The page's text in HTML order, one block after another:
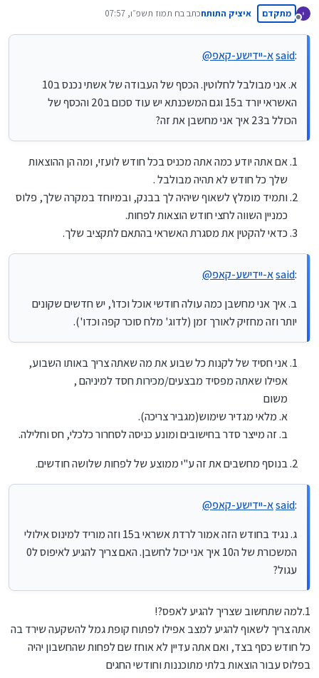
הכולל ב23 איך אני מחשבן את זה?
ל0 עגול?
אשמח למידע מפורט
אני מנסה כבר כמה חודשים ולא מצליח
תודה רבה מראש
מנותק
מתקדם איציק התותחכתב בח תמוז תשפ״ו, 07:57
נערך לאחרונה על ידי
@א-יידישע-קאפsaid:
א. אני מבולבל לחלוטין. הכסף של העבודה של אשתי נכנס ב10
האשראי יורד ב15 וגם המשכנתא יש עוד סכום ב20 והכסף של
הכולל ב23 איך אני מחשבן את זה?
אם אתה יודע כמה אתה מכניס בכל חודש לועזי, ומה הן ההוצאות
שלך כל חודש לא תהיה מבולבל .
ותמיד מומלץ לשאוף שיהיה לך בבנק, ובמיוחד במקרה שלך, פלוס
כמניין השווה לחצי חודש הוצאות לפחות.
כדאי להקטין את מסגרת האשראי בהתאם לתקציב שלך.
@א-יידישע-קאפsaid:
ב. איך אני מחשבן כמה עולה חודשי אוכל וכדו', יש חדשים שקונים
יותר וזה מחזיק לאורך זמן (לדוג' מלח סוכר קפה וכדו').
אני חסיד של לקנות כל שבוע את מה שאתה צריך באותו השבוע,
אפילו שאתה מפסיד מבצעים/מכירות חסד למיניהם ,
משום
א. מלאי מגדיר שימוש(מגביר צריכה).
ב. זה מייצר סדר בחישובים ומונע כניסה לסחרור כלכלי, חס וחלילה.
בנוסף מחשבים את זה ע"י ממוצע של לפחות שלושה חודשים.
@א-יידישע-קאפsaid:
ג. נגיד בחודש הזה אמור לרדת אשראי ב15 וזה מוריד למינוס אילולי
המשכורת של ה10 איך אני יכול לחשבן. האם צריך להגיע לאיפוס ל0
עגול?
1.למה שתחשוב שצריך להגיע לאפס?!
אתה צריך לשאוף להגיע למצב אפילו לפתוח קופת גמל להשקעה שירד בה
כל חודש כסף בצד, ואם אתה עדיין לא אוחז שם לפחות שהחשבון יהיה
בפלוס עבור הוצאות בלתי מתוכננות וחודשי החגים